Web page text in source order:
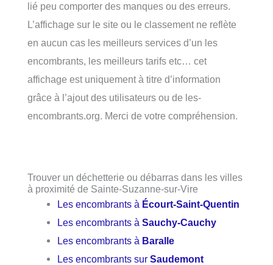
lié peu comporter des manques ou des erreurs.
L’affichage sur le site ou le classement ne reflète
en aucun cas les meilleurs services d’un les
encombrants, les meilleurs tarifs etc… cet
affichage est uniquement à titre d’information
grâce à l’ajout des utilisateurs ou de les-
encombrants.org. Merci de votre compréhension.
Trouver un déchetterie ou débarras dans les villes
à proximité de Sainte-Suzanne-sur-Vire
Les encombrants à Écourt-Saint-Quentin
Les encombrants àSauchy-Cauchy
Les encombrants à Baralle
Les encombrants surSaudemont